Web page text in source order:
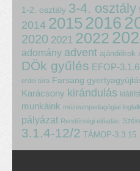
1-2. osztály 3-4. osztály
2014 2015 2016
2020 2021 2022
adomány advent ajándékok
DÖk gyűlés EFOP-
erdei túra Farsang
Karácsony kirándulás
munkáink múzeumpedagógiai
pályázat Rendőrségi előadás
3.1.4-12/2 TÁMOP-3.3.15.